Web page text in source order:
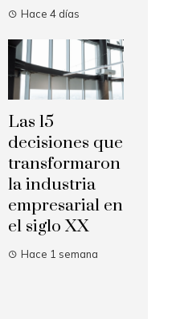
Hace 4 días
Las 15
decisiones que
transformaron
la industria
empresarial en
el siglo XX
Hace 1 semana